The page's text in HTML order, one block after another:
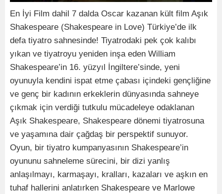
En İyi Film dahil 7 dalda Oscar kazanan kült film Aşık
Shakespeare (Shakespeare in Love) Türkiye’de ilk
defa tiyatro sahnesinde! Tiyatrodaki pek çok kalıbı
yıkan ve tiyatroyu yeniden inşa eden William
Shakespeare’in 16. yüzyıl İngiltere’sinde, yeni
oyunuyla kendini ispat etme çabası içindeki gençliğine
ve genç bir kadının erkeklerin dünyasında sahneye
çıkmak için verdiği tutkulu mücadeleye odaklanan
Aşık Shakespeare, Shakespeare dönemi tiyatrosuna
ve yaşamına dair çağdaş bir perspektif sunuyor.
Oyun, bir tiyatro kumpanyasının Shakespeare’in
oyununu sahneleme sürecini, bir dizi yanlış
anlaşılmayı, karmaşayı, kralları, kazaları ve aşkın en
tuhaf hallerini anlatırken Shakespeare ve Marlowe